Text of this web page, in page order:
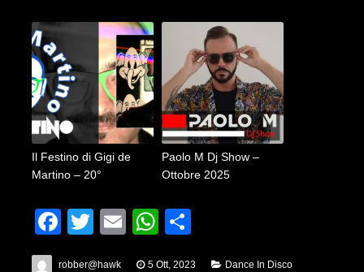
Il Festino di Gigi de
Martino – 20°
Paolo M Dj Show –
Ottobre 2025
Facebook
Twitter
EmailWhatsApp
robber@hawk 5 Ott, 2023 Dance In Disco